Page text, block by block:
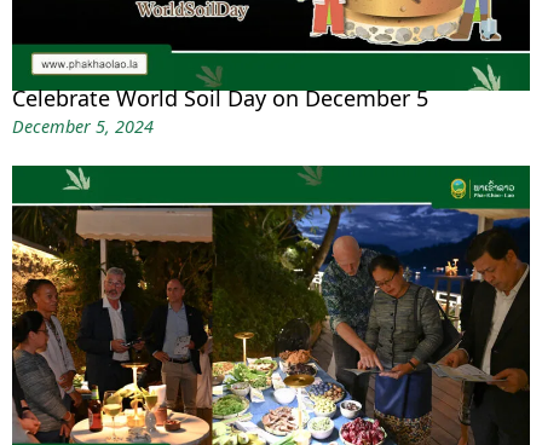
Celebrate World Soil Day on December 5
December 5, 2024